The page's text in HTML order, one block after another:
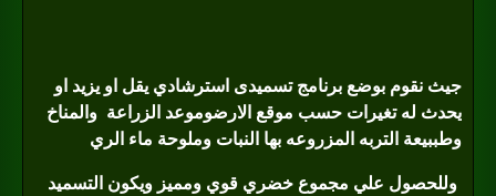
جيث نقوم بوضع برنامج تسميدى استرشادي يقل او يزيد او
يحدث له تغيرات حسب موقع الارضوموعد الزراعة والمناخ
وطببيعة التربه المزروعه بها النبات وملوحة ماء الري
وللحصول علي مجموع خضري قوي ومميز ويكون التسميد